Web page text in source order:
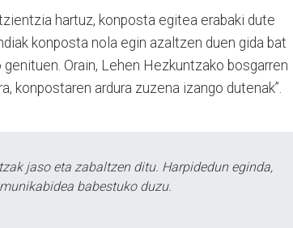
hartuz, konposta egitea erabaki dute
konposta nola egin azaltzen duen gida bat
Orain, Lehen Hezkuntzako bosgarren
konpostaren ardura zuzena izango dutenak”.
jaso eta zabaltzen ditu. Harpidedun eginda,
babestuko duzu.